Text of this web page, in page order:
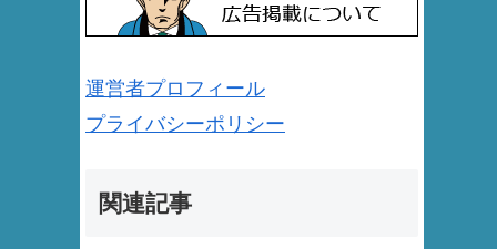
運営者プロフィール
プライバシーポリシー
関連記事